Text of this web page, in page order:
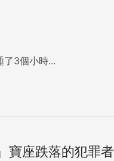
了3個小時...
寶座跌落的犯罪者